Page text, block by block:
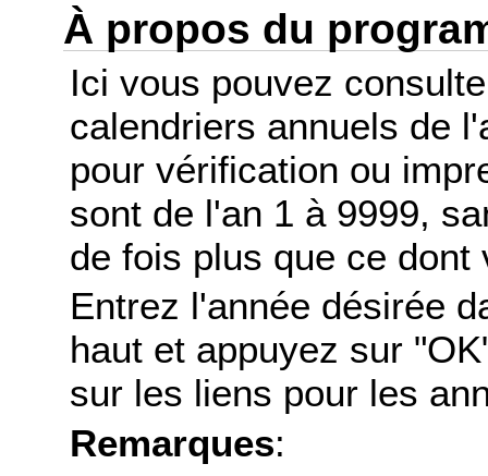
À propos du
Ici vous pouvez
calendriers annuels de
pour vérification ou
sont de l'an 1 à 9999,
de fois plus que ce dont
Entrez l'année désirée
haut et appuyez sur
sur les liens pour les
Remarques: